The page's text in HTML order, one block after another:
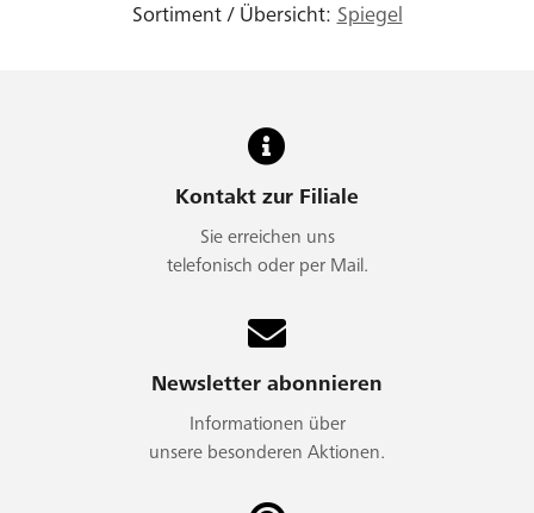
Sortiment / Übersicht: Spiegel
Kontakt zur Filiale
Sie erreichen uns
telefonisch oder per Mail.
Newsletter abonnieren
Informationen über
unsere besonderen Aktionen.